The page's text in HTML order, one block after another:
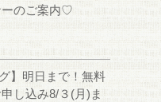
ーのご案内♡
】明日まで！無料
し込み8/３(月)ま